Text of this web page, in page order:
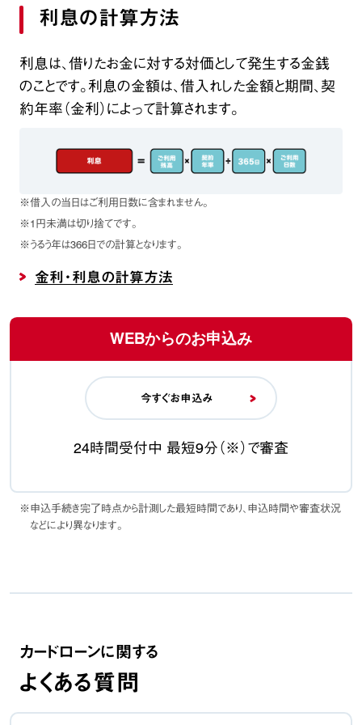
利息の計算方法
利息は、借りたお金に対する対価として発生する金銭
のことです。利息の金額は、借入れした金額と期間、契
約年率（金利）によって計算されます。
※借入の当日はご利用日数に含まれません。
※1円未満は切り捨てです。
※うるう年は366日での計算となります。
金利・利息の計算方法
WEBからのお申込み
今すぐお申込み
24時間受付中 最短9分（※）で審査
※申込手続き完了時点から計測した最短時間であり、申込時間や審査状況
などにより異なります。
カードローンに関する
よくある質問